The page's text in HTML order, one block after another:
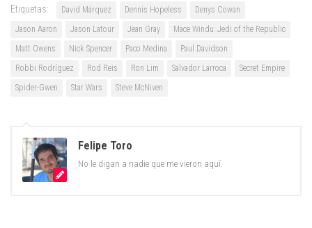
Etiquetas: David Márquez Dennis Hopeless
Denys Cowan
Jason Aaron
Jason Latour Jean Gray
Mace Windu: Jedi of the Republic
Matt Owens
Nick Spencer Paco Medina
Paul Davidson
Robbi Rodríguez
Rod Reis Ron Lim Salvador Larroca
Secret Empire
Spider-Gwen
Star Wars Steve McNiven
Felipe Toro
No le digan a nadie que me vieron aquí.